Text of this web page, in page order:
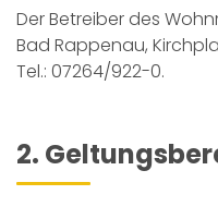
Der Betreiber des
Bad Rappenau,
Tel.: 07264/922-0.
2.